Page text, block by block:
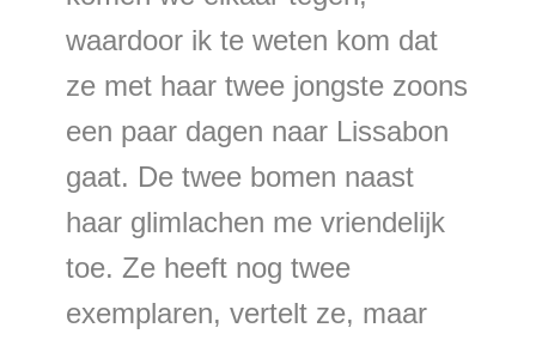
waardoor ik te weten kom dat
ze met haar twee jongste zoons
een paar dagen naar Lissabon
gaat. De twee bomen naast
haar glimlachen me vriendelijk
toe. Ze heeft nog twee
exemplaren, vertelt ze, maar